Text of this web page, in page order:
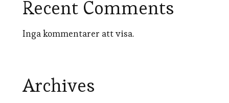
Recent Comments
Inga kommentarer att visa.
Archives